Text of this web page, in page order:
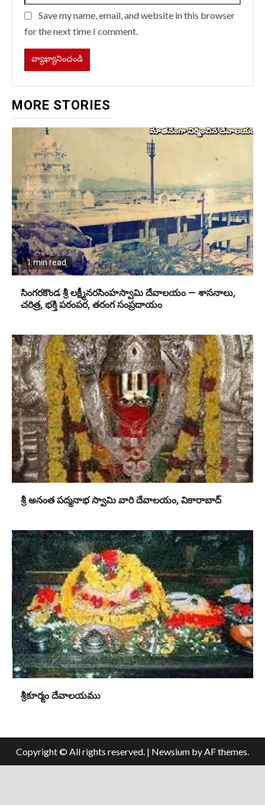
Save my name, email, and website in this browser
for the next time I comment.
MORE STORIES
1 min read
సింగరకొండ శ్రీ లక్ష్మీనరసింహస్వామి దేవాలయం — శాసనాలు,
చరిత్ర, భక్తి పరంపర, తరంగ సంప్రదాయం
శ్రీ అనంత పద్మనాభ స్వామి వారి దేవాలయం, వికారాబాద్
శ్రీకూర్మం దేవాలయము
Copyright © All rights reserved. | Newsium by AF themes.